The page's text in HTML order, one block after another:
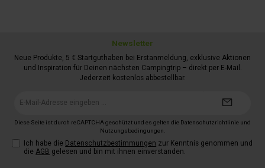
Newsletter
Neue Produkte, 5 € Startguthaben bei Erstanmeldung, exklusive Aktionen
und Inspiration für Deinen nächsten Campingtrip – direkt per E-Mail.
Jederzeit kostenlos abbestellbar.
Diese Seite ist durch reCAPTCHA geschützt und es gelten die Datenschutzrichtlinie und
Nutzungsbedingungen.
Ich habe die Datenschutzbestimmungen zur Kenntnis genommen und
die AGB gelesen und bin mit ihnen einverstanden.